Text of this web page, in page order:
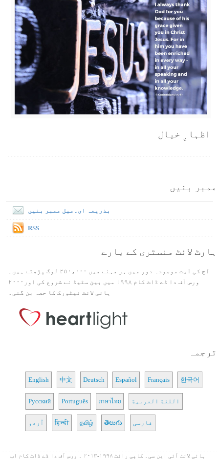
اظہارِ خیال
ممبر بنیں
بذریعہ ای۔میل ممبر بنیں
RSS
ہارٹ لائٹ منسٹری کے بارے
آج کی آیت موجودہ دور میں ہر مہنے میں ۲۵۰،۰۰۰ لوگ پڑھتے ہیں۔
ورس آف دا ڈے ڈاٹ کام ۱۹۹۸ میں بین سٹیڈ نے شروع کی اور۲۰۰۰
ہائی لائٹ نیٹورک کا حصہ بن گئی۔
ترجمہ
English 中文 Deutsch Español Français 한국어
Русский Português ภาษาไทย اللغة العربية
اُردو हिन्दी தமிழ் తెలుగు فارسی
ہائی لائٹ آئی این سی۔ کاپی رائٹ ۱۹۹۸-۲۰۱۳ ۔ ورس آف دا ڈے ڈاٹ کام اب